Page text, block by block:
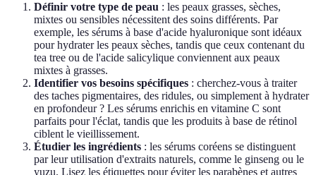
Définir votre type de peau : les peaux grasses, sèches,
mixtes ou sensibles nécessitent des soins différents. Par
exemple, les sérums à base d'acide hyaluronique sont idéaux
pour hydrater les peaux sèches, tandis que ceux contenant du
tea tree ou de l'acide salicylique conviennent aux peaux
mixtes à grasses.
Identifier vos besoins spécifiques : cherchez-vous à traiter
des taches pigmentaires, des ridules, ou simplement à hydrater
en profondeur ? Les sérums enrichis en vitamine C sont
parfaits pour l'éclat, tandis que les produits à base de rétinol
ciblent le vieillissement.
Étudier les ingrédients : les sérums coréens se distinguent
par leur utilisation d'extraits naturels, comme le ginseng ou le
yuzu. Lisez les étiquettes pour éviter les parabènes et autres